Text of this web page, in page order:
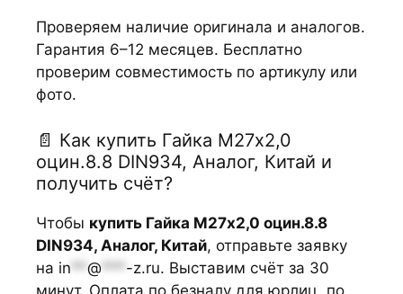
Проверяем наличие оригинала и аналогов.
Гарантия 6–12 месяцев. Бесплатно
проверим совместимость по артикулу или
фото.
📄 Как купить Гайка М27х2,0
оцин.8.8 DIN934, Аналог, Китай и
получить счёт?
Чтобы купить Гайка М27х2,0 оцин.8.8
DIN934, Аналог, Китай, отправьте заявку
на in ** @ *** -z.ru. Выставим счёт за 30
минут. Оплата по безналу для юрлиц, по